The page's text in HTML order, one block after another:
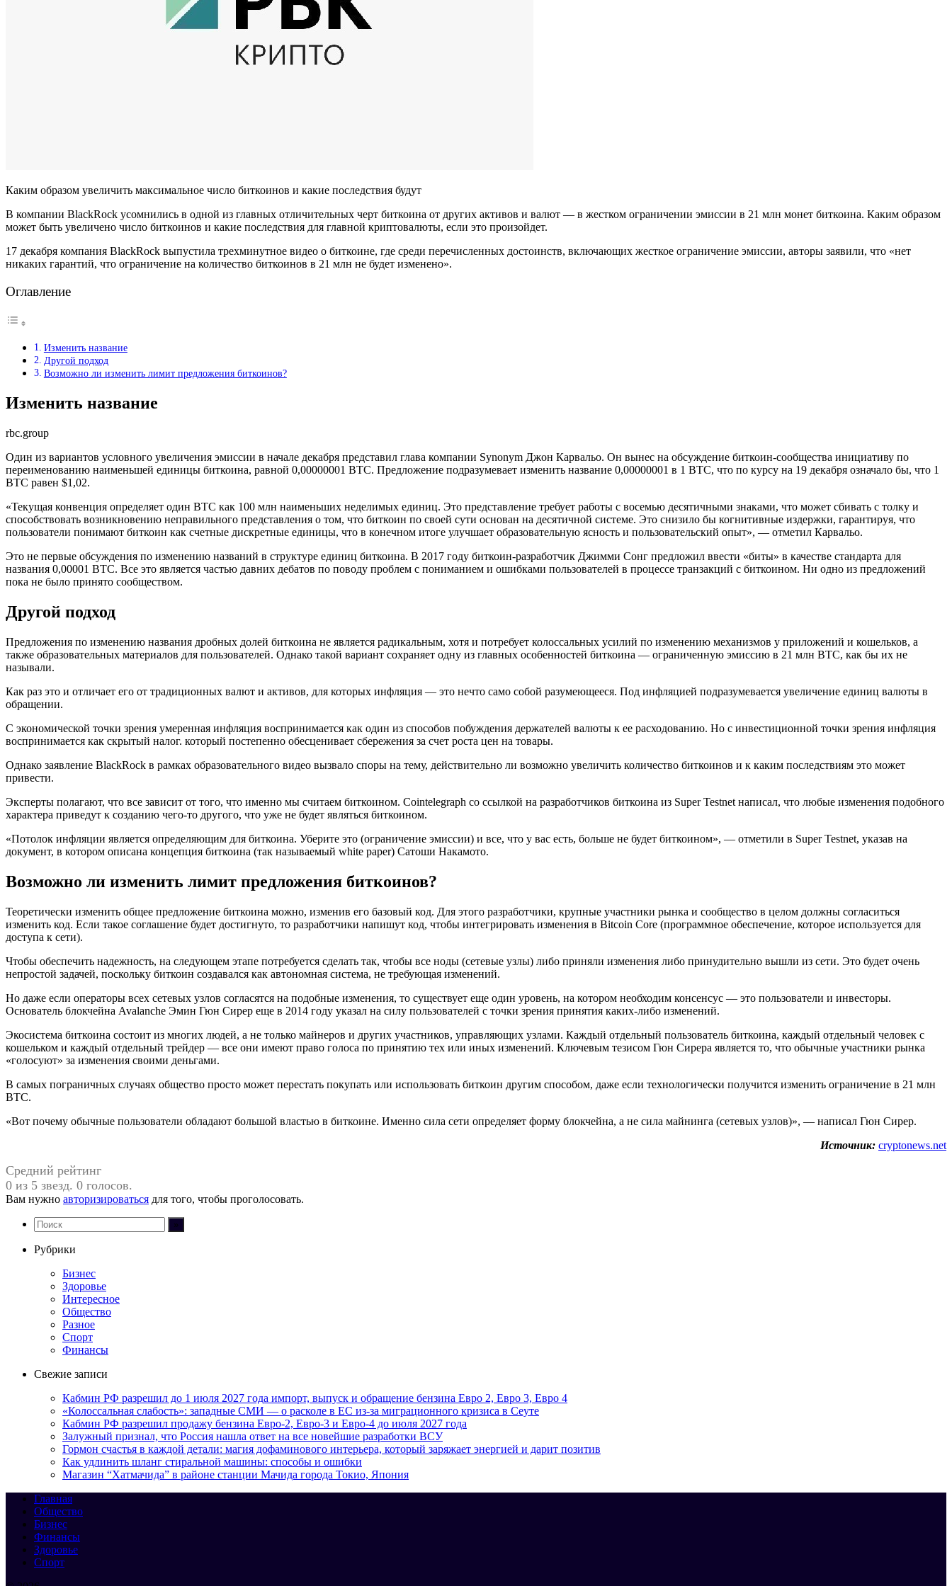
Каким образом увеличить максимальное число биткоинов и какие последствия будут
В компании BlackRock усомнились в одной из главных отличительных черт биткоина от других активов и валют — в жестком ограничении эмиссии в 21 млн монет биткоина. Каким образом
может быть увеличено число биткоинов и какие последствия для главной криптовалюты, если это произойдет.
17 декабря компания BlackRock выпустила трехминутное видео о биткоине, где среди перечисленных достоинств, включающих жесткое ограничение эмиссии, авторы заявили, что «нет
никаких гарантий, что ограничение на количество биткоинов в 21 млн не будет изменено».
Оглавление
Изменить название
Другой подход
Возможно ли изменить лимит предложения биткоинов?
Изменить название
rbc.group
Один из вариантов условного увеличения эмиссии в начале декабря представил глава компании Synonym Джон Карвальо. Он вынес на обсуждение биткоин-сообщества инициативу по
переименованию наименьшей единицы биткоина, равной 0,00000001 BTC. Предложение подразумевает изменить название 0,00000001 в 1 BTC, что по курсу на 19 декабря означало бы, что 1
BTC равен $1,02.
«Текущая конвенция определяет один BTC как 100 млн наименьших неделимых единиц. Это представление требует работы с восемью десятичными знаками, что может сбивать с толку и
способствовать возникновению неправильного представления о том, что биткоин по своей сути основан на десятичной системе. Это снизило бы когнитивные издержки, гарантируя, что
пользователи понимают биткоин как счетные дискретные единицы, что в конечном итоге улучшает образовательную ясность и пользовательский опыт», — отметил Карвальо.
Это не первые обсуждения по изменению названий в структуре единиц биткоина. В 2017 году биткоин-разработчик Джимми Сонг предложил ввести «биты» в качестве стандарта для
названия 0,00001 BTC. Все это является частью давних дебатов по поводу проблем с пониманием и ошибками пользователей в процессе транзакций с биткоином. Ни одно из предложений
пока не было принято сообществом.
Другой подход
Предложения по изменению названия дробных долей биткоина не является радикальным, хотя и потребует колоссальных усилий по изменению механизмов у приложений и кошельков, а
также образовательных материалов для пользователей. Однако такой вариант сохраняет одну из главных особенностей биткоина — ограниченную эмиссию в 21 млн BTC, как бы их не
называли.
Как раз это и отличает его от традиционных валют и активов, для которых инфляция — это нечто само собой разумеющееся. Под инфляцией подразумевается увеличение единиц валюты в
обращении.
С экономической точки зрения умеренная инфляция воспринимается как один из способов побуждения держателей валюты к ее расходованию. Но с инвестиционной точки зрения инфляция
воспринимается как скрытый налог. который постепенно обесценивает сбережения за счет роста цен на товары.
Однако заявление BlackRock в рамках образовательного видео вызвало споры на тему, действительно ли возможно увеличить количество биткоинов и к каким последствиям это может
привести.
Эксперты полагают, что все зависит от того, что именно мы считаем биткоином. Cointelegraph со ссылкой на разработчиков биткоина из Super Testnet написал, что любые изменения подобного
характера приведут к созданию чего-то другого, что уже не будет являться биткоином.
«Потолок инфляции является определяющим для биткоина. Уберите это (ограничение эмиссии) и все, что у вас есть, больше не будет биткоином», — отметили в Super Testnet, указав на
документ, в котором описана концепция биткоина (так называемый white paper) Сатоши Накамото.
Возможно ли изменить лимит предложения биткоинов?
Теоретически изменить общее предложение биткоина можно, изменив его базовый код. Для этого разработчики, крупные участники рынка и сообщество в целом должны согласиться
изменить код. Если такое соглашение будет достигнуто, то разработчики напишут код, чтобы интегрировать изменения в Bitcoin Core (программное обеспечение, которое используется для
доступа к сети).
Чтобы обеспечить надежность, на следующем этапе потребуется сделать так, чтобы все ноды (сетевые узлы) либо приняли изменения либо принудительно вышли из сети. Это будет очень
непростой задачей, поскольку биткоин создавался как автономная система, не требующая изменений.
Но даже если операторы всех сетевых узлов согласятся на подобные изменения, то существует еще один уровень, на котором необходим консенсус — это пользователи и инвесторы.
Основатель блокчейна Avalanche Эмин Гюн Сирер еще в 2014 году указал на силу пользователей с точки зрения принятия каких-либо изменений.
Экосистема биткоина состоит из многих людей, а не только майнеров и других участников, управляющих узлами. Каждый отдельный пользователь биткоина, каждый отдельный человек с
кошельком и каждый отдельный трейдер — все они имеют право голоса по принятию тех или иных изменений. Ключевым тезисом Гюн Сирера является то, что обычные участники рынка
«голосуют» за изменения своими деньгами.
В самых пограничных случаях общество просто может перестать покупать или использовать биткоин другим способом, даже если технологически получится изменить ограничение в 21 млн
BTC.
«Вот почему обычные пользователи обладают большой властью в биткоине. Именно сила сети определяет форму блокчейна, а не сила майнинга (сетевых узлов)», — написал Гюн Сирер.
Источник: cryptonews.net
Средний рейтинг
0 из 5 звезд. 0 голосов.
Вам нужно авторизироваться для того, чтобы проголосовать.
Рубрики
Бизнес
Здоровье
Интересное
Общество
Разное
Спорт
Финансы
Свежие записи
Кабмин РФ разрешил до 1 июля 2027 года импорт, выпуск и обращение бензина Евро 2, Евро 3, Евро 4
«Колоссальная слабость»: западные СМИ — о расколе в ЕС из-за миграционного кризиса в Сеуте
Кабмин РФ разрешил продажу бензина Евро-2, Евро-3 и Евро-4 до июля 2027 года
Залужный признал, что Россия нашла ответ на все новейшие разработки ВСУ
Гормон счастья в каждой детали: магия дофаминового интерьера, который заряжает энергией и дарит позитив
Как удлинить шланг стиральной машины: способы и ошибки
Магазин “Хатмачида” в районе станции Мачида города Токио, Япония
Главная
Общество
Бизнес
Финансы
Здоровье
Спорт